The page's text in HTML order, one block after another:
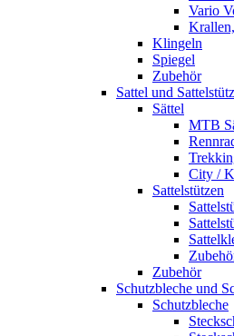
Vario
Klingeln
Spiegel
Zubehör
Sattel und
Sättel
MTB
City /
Sattelstützen
Zubehör
Schutzbleche und
Schutzbleche